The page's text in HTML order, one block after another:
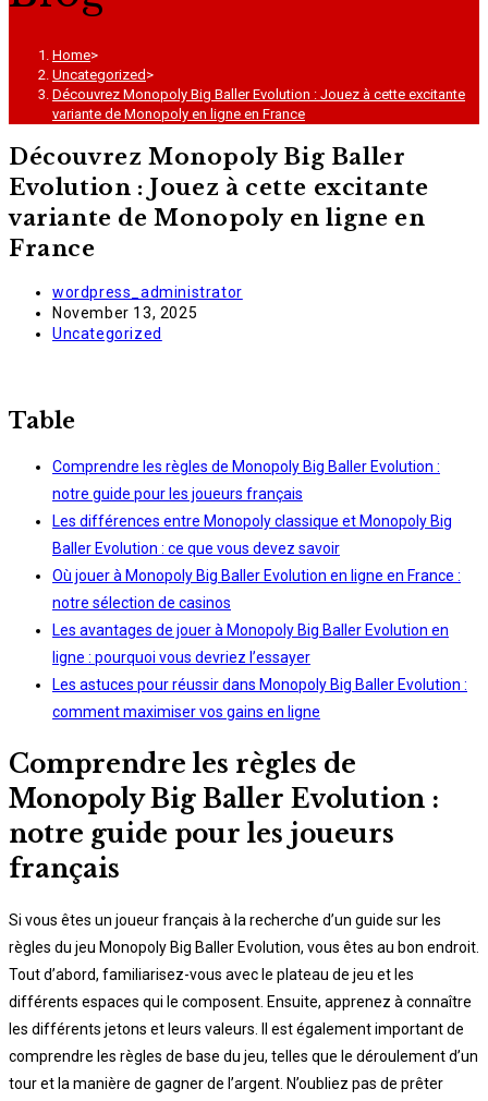
Home>
Uncategorized >
Découvrez Monopoly Big Baller Evolution : Jouez à cette excitante
variante de Monopoly en ligne en France
Découvrez Monopoly Big Baller
Evolution : Jouez à cette excitante
variante de Monopoly en ligne en
France
Post
author:
wordpress_administrator
Post
published:
November 13, 2025
Post
Uncategorized
Table
Comprendre les règles de Monopoly Big Baller Evolution :
notre guide pour les joueurs français
Les différences entre Monopoly classique et Monopoly Big
Baller Evolution : ce que vous devez savoir
Où jouer à Monopoly Big Baller Evolution en ligne en France :
notre sélection de casinos
Les avantages de jouer à Monopoly Big Baller Evolution en
ligne : pourquoi vous devriez l’essayer
Les astuces pour réussir dans Monopoly Big Baller Evolution :
comment maximiser vos gains en ligne
Comprendre les règles de
Monopoly Big Baller Evolution :
notre guide pour les joueurs
français
Si vous êtes un joueur français à la recherche d’un guide sur les
règles du jeu Monopoly Big Baller Evolution, vous êtes au bon endroit.
Tout d’abord, familiarisez-vous avec le plateau de jeu et les
différents espaces qui le composent. Ensuite, apprenez à connaître
les différents jetons et leurs valeurs. Il est également important de
comprendre les règles de base du jeu, telles que le déroulement d’un
tour et la manière de gagner de l’argent. N’oubliez pas de prêter